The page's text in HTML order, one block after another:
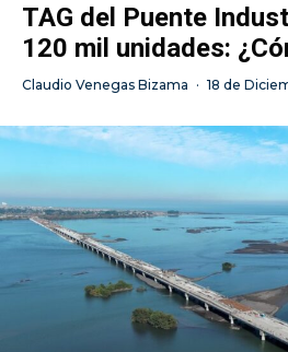
TAG del Puente
120 mil unidades:
Claudio Venegas Bizama · 18 de